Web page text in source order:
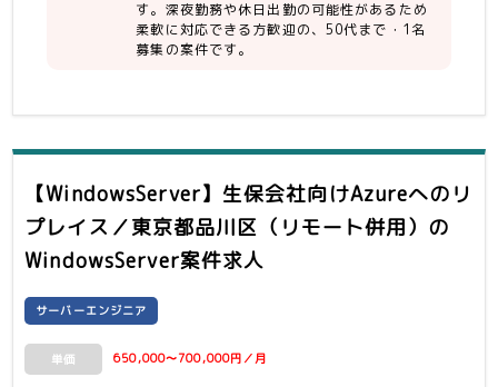
す。深夜勤務や休日出勤の可能性があるため
柔軟に対応できる方歓迎の、50代まで・1名
募集の案件です。
【WindowsServer】生保会社向けAzureへのリ
プレイス／東京都品川区（リモート併用） の
WindowsServer案件求人
サーバーエンジニア
単価 650,000〜700,000円／月